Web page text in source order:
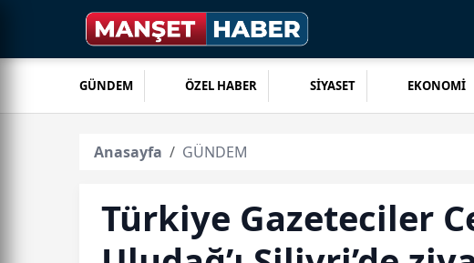
GÜNDEM ÖZEL HABER SİYASET EKONOMİ
Anasayfa GÜNDEM
Türkiye Gazeteciler